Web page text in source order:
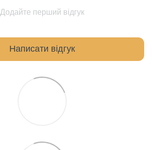
Додайте перший відгук
Написати відгук